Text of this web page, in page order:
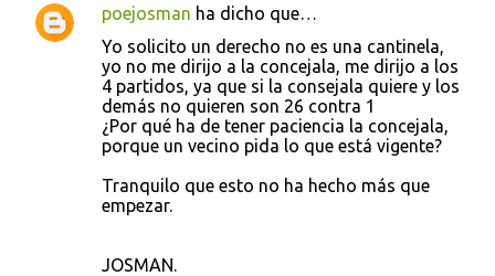
poejosman ha dicho que…
Yo solicito un derecho no es una cantinela,
yo no me dirijo a la concejala, me dirijo a los
4 partidos, ya que si la consejala quiere y los
demás no quieren son 26 contra 1
¿Por qué ha de tener paciencia la concejala,
porque un vecino pida lo que está vigente?
Tranquilo que esto no ha hecho más que
empezar.
JOSMAN.